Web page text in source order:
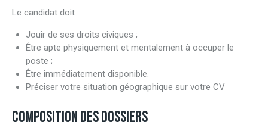
Le candidat doit :
Jouir de ses droits civiques ;
Être apte physiquement et mentalement à occuper le
poste ;
Être immédiatement disponible.
Préciser votre situation géographique sur votre CV
COMPOSITION DES DOSSIERS